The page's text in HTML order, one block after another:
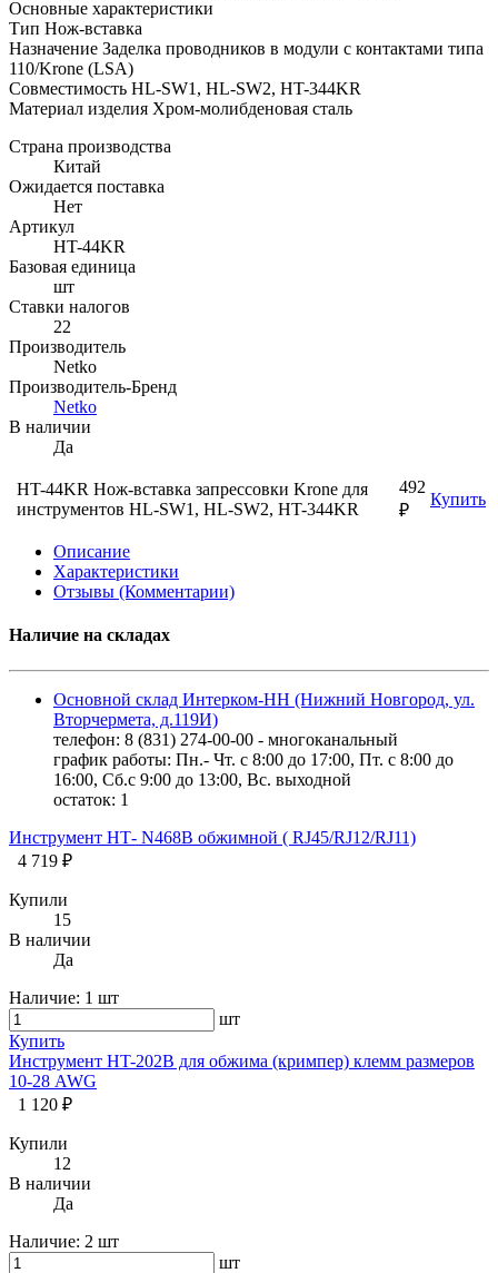
Основные характеристики
Тип Нож-вставка
Назначение Заделка проводников в модули с контактами типа
110/Krone (LSA)
Совместимость HL-SW1, HL-SW2, HT-344KR
Материал изделия Хром-молибденовая сталь
Страна производства
Китай
Ожидается поставка
Нет
Артикул
HT-44KR
Базовая единица
шт
Ставки налогов
22
Производитель
Netko
Производитель-Бренд
Netko
В наличии
Да
HT-44KR Нож-вставка запрессовки Krone для
инструментов HL-SW1, HL-SW2, HT-344KR
492
₽
Купить
Описание
Характеристики
Отзывы (Комментарии)
Наличие на складах
Основной склад Интерком-НН (Нижний Новгород, ул.
Вторчермета, д.119И)
телефон: 8 (831) 274-00-00 - многоканальный
график работы: Пн.- Чт. с 8:00 до 17:00, Пт. с 8:00 до
16:00, Сб.с 9:00 до 13:00, Вс. выходной
остаток: 1
Инструмент НТ- N468В обжимной ( RJ45/RJ12/RJ11)
4 719 ₽
Купили
15
В наличии
Да
Наличие: 1 шт
шт
Купить
Инструмент HT-202B для обжима (кримпер) клемм размеров
10-28 AWG
1 120 ₽
Купили
12
В наличии
Да
Наличие: 2 шт
шт